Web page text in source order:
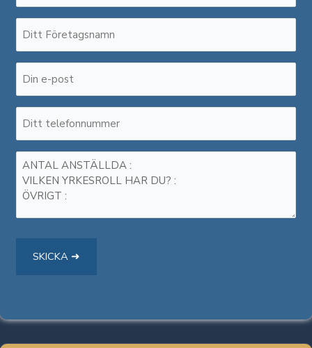
post
*
Meddelande